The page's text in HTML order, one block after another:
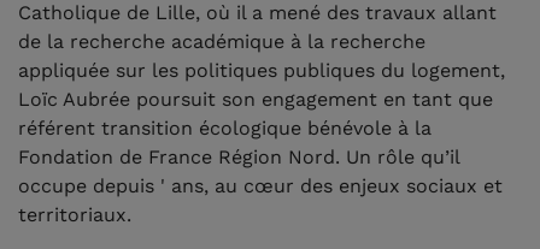
Catholique de Lille, où il a mené des travaux allant
de la recherche académique à la recherche
appliquée sur les politiques publiques du logement,
Loïc Aubrée poursuit son engagement en tant que
référent transition écologique bénévole à la
Fondation de France Région Nord. Un rôle qu’il
occupe depuis ' ans, au cœur des enjeux sociaux et
territoriaux.